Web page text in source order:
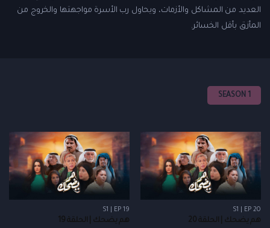
العديد من المشاكل والأزمات، ويحاول رب الأسرة مواجهتها والخروج من
المأزق بأقل الخسائر.
SEASON 1
S1 | EP 20
هم يضحك | الحلقة 20
S1 | EP 19
هم يضحك | الحلقة 19